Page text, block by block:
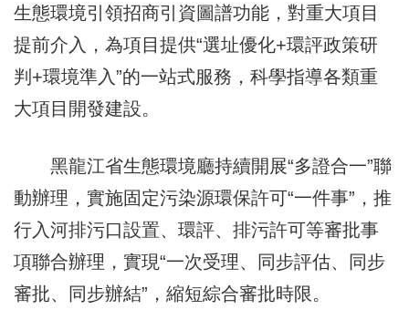
生態環境引領招商引資圖譜功能，對重大項目
提前介入，為項目提供“選址優化+環評政策研
判+環境準入”的一站式服務，科學指導各類重
大項目開發建設。
黑龍江省生態環境廳持續開展“多證合一”聯
動辦理，實施固定污染源環保許可“一件事”，推
行入河排污口設置、環評、排污許可等審批事
項聯合辦理，實現“一次受理、同步評估、同步
審批、同步辦結”，縮短綜合審批時限。